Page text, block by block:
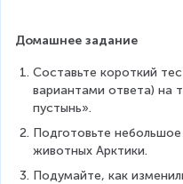
Домашнее задание
Составьте короткий
вариантами ответа) на
пустынь».
Подготовьте
животных Арктики.
Подумайте, как